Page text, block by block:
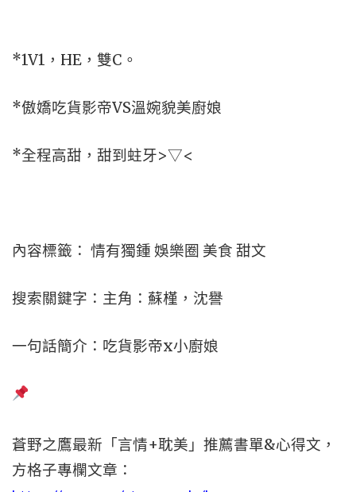
*1V1，HE，雙C。
*傲嬌吃貨影帝VS溫婉貌美廚娘
*全程高甜，甜到蛀牙>▽<
內容標籤： 情有獨鍾 娛樂圈 美食 甜文
搜索關鍵字：主角：蘇槿，沈譽
一句話簡介：吃貨影帝x小廚娘
蒼野之鷹最新「言情+耽美」推薦書單&心得文，
方格子專欄文章：